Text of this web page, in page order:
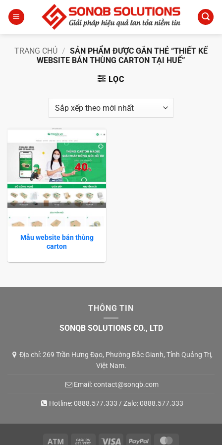
qua
TRANG CHỦ / SẢN PHẨM ĐƯỢC GẮN THẺ “THIẾT KẾ
WEBSITE BÁN THÙNG CARTON TẠI HUẾ”
LỌC
Mẫu website bán thùng
carton
THÔNG TIN
SONQB SOLUTIONS CO., LTD
Địa chỉ: 269 Trần Hưng Đạo, Phường Bắc Gianh, Tỉnh Quảng Trị,
Việt Nam.
Email:contact@sonqb.com
Hotline:0888.577.333 / Zalo:0888.577.333
Atm Cash Visa PayPal